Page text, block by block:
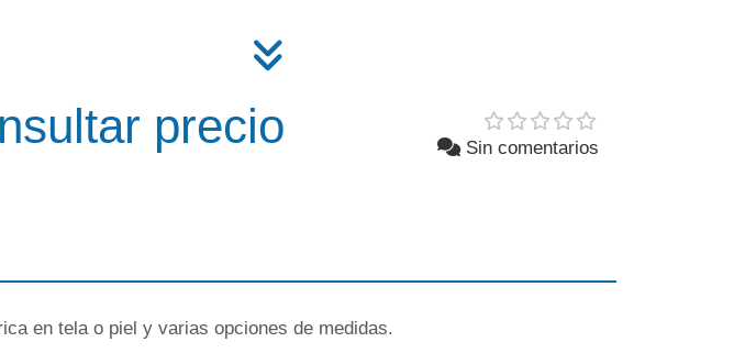
precio Sin comentarios
en tela o piel y varias opciones de medidas.